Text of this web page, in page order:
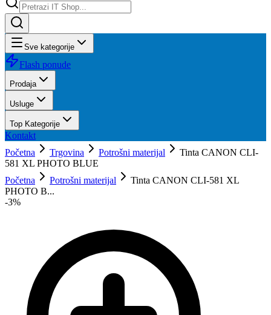
Sve kategorije
Flash ponude
Prodaja
Usluge
Top Kategorije
Kontakt
Početna
Trgovina Potrošni materijal
Tinta CANON CLI-
581 XL PHOTO BLUE
Početna
Potrošni materijal
Tinta CANON CLI-581 XL
PHOTO B...
-3%